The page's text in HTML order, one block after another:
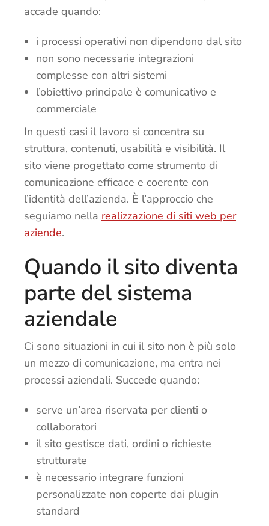
accade quando:
i processi operativi non dipendono dal sito
non sono necessarie integrazioni
complesse con altri sistemi
l’obiettivo principale è comunicativo e
commerciale
In questi casi il lavoro si concentra su
struttura, contenuti, usabilità e visibilità. Il
sito viene progettato come strumento di
comunicazione efficace e coerente con
l’identità dell’azienda. È l’approccio che
seguiamo nella realizzazione di siti web per
aziende.
Quando il sito diventa
parte del sistema
aziendale
Ci sono situazioni in cui il sito non è più solo
un mezzo di comunicazione, ma entra nei
processi aziendali. Succede quando:
serve un’area riservata per clienti o
collaboratori
il sito gestisce dati, ordini o richieste
strutturate
è necessario integrare funzioni
personalizzate non coperte dai plugin
standard